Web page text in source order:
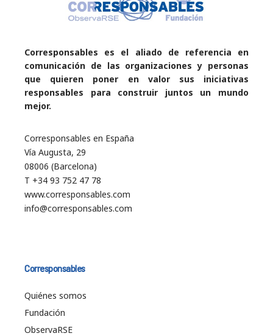
Corresponsables es el aliado de referencia en
comunicación de las organizaciones y personas
que quieren poner en valor sus iniciativas
responsables para construir juntos un mundo
mejor.
Corresponsables en España
Vía Augusta, 29
08006 (Barcelona)
T +34 93 752 47 78
www.corresponsables.com
info@corresponsables.com
Corresponsables
Quiénes somos
Fundación
ObservaRSE